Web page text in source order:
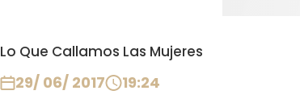
Lo Que Callamos Las Mujeres
29/ 06/ 2017 19:24